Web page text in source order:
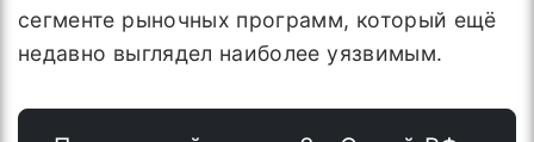
сегменте рыночных программ, который ещё
недавно выглядел наиболее уязвимым.